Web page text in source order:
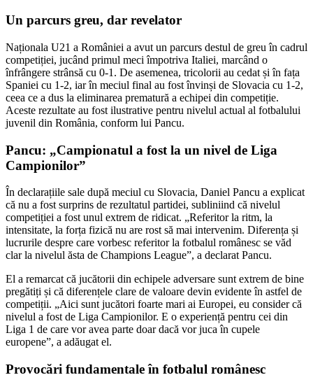
Un parcurs greu, dar revelator
Naționala U21 a României a avut un parcurs destul de greu în cadrul
competiției, jucând primul meci împotriva Italiei, marcând o
înfrângere strânsă cu 0-1. De asemenea, tricolorii au cedat și în fața
Spaniei cu 1-2, iar în meciul final au fost învinși de Slovacia cu 1-2,
ceea ce a dus la eliminarea prematură a echipei din competiție.
Aceste rezultate au fost ilustrative pentru nivelul actual al fotbalului
juvenil din România, conform lui Pancu.
Pancu: „Campionatul a fost la un nivel de Liga
Campionilor”
În declarațiile sale după meciul cu Slovacia, Daniel Pancu a explicat
că nu a fost surprins de rezultatul partidei, subliniind că nivelul
competiției a fost unul extrem de ridicat. „Referitor la ritm, la
intensitate, la forța fizică nu are rost să mai intervenim. Diferența și
lucrurile despre care vorbesc referitor la fotbalul românesc se văd
clar la nivelul ăsta de Champions League”, a declarat Pancu.
El a remarcat că jucătorii din echipele adversare sunt extrem de bine
pregătiți și că diferențele clare de valoare devin evidente în astfel de
competiții. „Aici sunt jucători foarte mari ai Europei, eu consider că
nivelul a fost de Liga Campionilor. E o experiență pentru cei din
Liga 1 de care vor avea parte doar dacă vor juca în cupele
europene”, a adăugat el.
Provocări fundamentale în fotbalul românesc